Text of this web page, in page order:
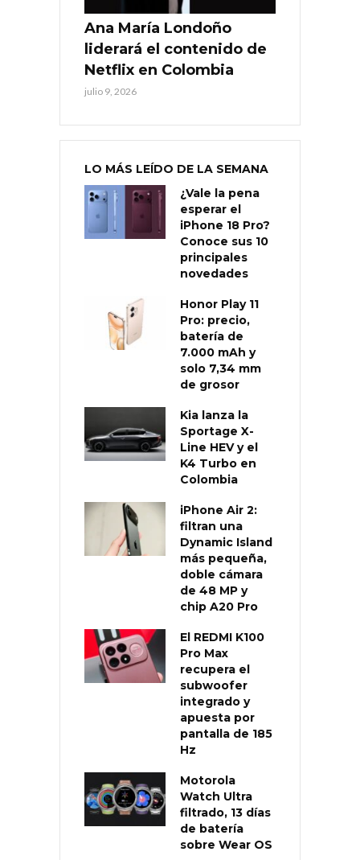
Ana María Londoño
liderará el contenido de
Netflix en Colombia
julio 9, 2026
LO MÁS LEÍDO DE LA SEMANA
¿Vale la pena
esperar el
iPhone 18 Pro?
Conoce sus 10
principales
novedades
Honor Play 11
Pro: precio,
batería de
7.000 mAh y
solo 7,34 mm
de grosor
Kia lanza la
Sportage X-
Line HEV y el
K4 Turbo en
Colombia
iPhone Air 2:
filtran una
Dynamic Island
más pequeña,
doble cámara
de 48 MP y
chip A20 Pro
El REDMI K100
Pro Max
recupera el
subwoofer
integrado y
apuesta por
pantalla de 185
Hz
Motorola
Watch Ultra
filtrado, 13 días
de batería
sobre Wear OS